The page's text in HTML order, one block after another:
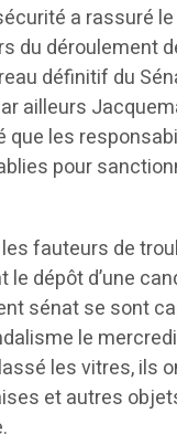
a rassuré
du déroulement
définitif du
ailleurs
que les
pour
fauteurs de
dépôt d’une
sénat se sont
le
les vitres, ils
et autres